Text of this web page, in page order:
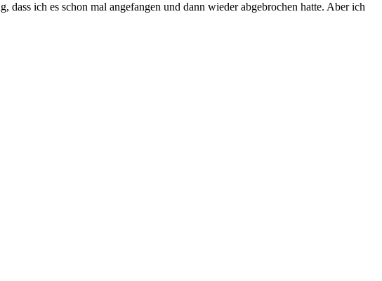
ich es schon mal angefangen und dann wieder abgebrochen hatte. Aber ich